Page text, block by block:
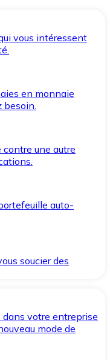
vous intéressent
en monnaie
besoin.
une autre
auto-
soucier des
votre entreprise
mode de